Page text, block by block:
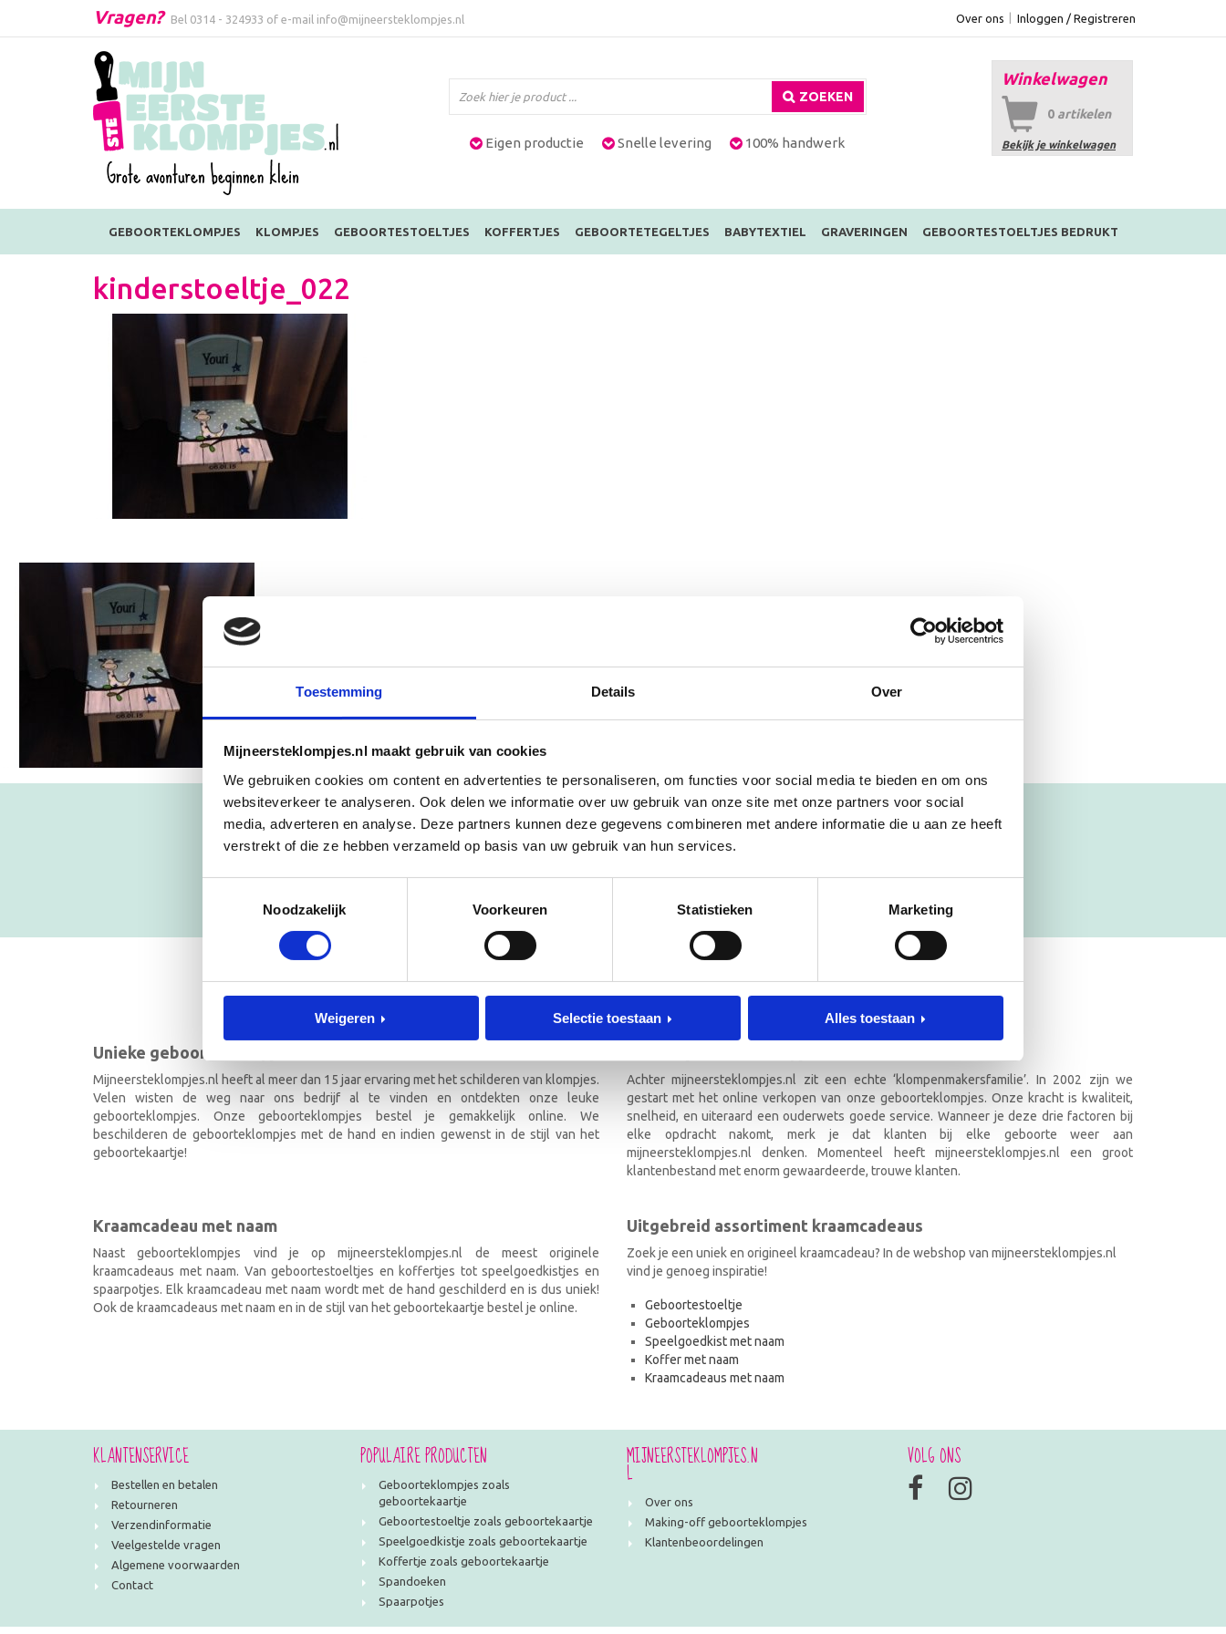
Toestemming Details Over
Mijneersteklompjes.nl maakt gebruik van cookies
We gebruiken cookies om content en advertenties te personaliseren, om functies voor social media te bieden en om ons
websiteverkeer te analyseren. Ook delen we informatie over uw gebruik van onze site met onze partners voor social
media, adverteren en analyse. Deze partners kunnen deze gegevens combineren met andere informatie die u aan ze heeft
verstrekt of die ze hebben verzameld op basis van uw gebruik van hun services.
Noodzakelijk
Voorkeuren Statistieken Marketing
Weigeren Selectie toestaan Alles toestaan
Vragen? Bel 0314 - 324933 of e-mail info@mijneersteklompjes.nl Over ons Inloggen / Registreren
Winkelwagen
0 artikelen
Bekijk je winkelwagen
ZOEKEN
Eigen productie Snelle levering 100% handwerk
GEBOORTEKLOMPJES KLOMPJES GEBOORTESTOELTJES KOFFERTJES GEBOORTETEGELTJES BABYTEXTIEL GRAVERINGEN GEBOORTESTOELTJES BEDRUKT
kinderstoeltje_022
Blijf op de hoogte!
NIEUWSBRIEF
[mc4wp_form id=”3182″]
GEBOORTEKLOMPJES EN KRAAMCADEAU MET NAAM
Unieke geboorteklompjes
Mijneersteklompjes.nl heeft al meer dan 15 jaar ervaring met het schilderen van klompjes.
Velen wisten de weg naar ons bedrijf al te vinden en ontdekten onze leuke
geboorteklompjes. Onze geboorteklompjes bestel je gemakkelijk online. We
beschilderen de geboorteklompjes met de hand en indien gewenst in de stijl van het
geboortekaartje!
Achter mijneersteklompjes.nl zit een echte ‘klompenmakersfamilie’. In 2002 zijn we
gestart met het online verkopen van onze geboorteklompjes. Onze kracht is kwaliteit,
snelheid, en uiteraard een ouderwets goede service. Wanneer je deze drie factoren bij
elke opdracht nakomt, merk je dat klanten bij elke geboorte weer aan
mijneersteklompjes.nl denken. Momenteel heeft mijneersteklompjes.nl een groot
klantenbestand met enorm gewaardeerde, trouwe klanten.
Kraamcadeau met naam
Naast geboorteklompjes vind je op mijneersteklompjes.nl de meest originele
kraamcadeaus met naam. Van geboortestoeltjes en koffertjes tot speelgoedkistjes en
spaarpotjes. Elk kraamcadeau met naam wordt met de hand geschilderd en is dus uniek!
Ook de kraamcadeaus met naam en in de stijl van het geboortekaartje bestel je online.
Uitgebreid assortiment kraamcadeaus
Zoek je een uniek en origineel kraamcadeau? In de webshop van mijneersteklompjes.nl
vind je genoeg inspiratie!
Geboortestoeltje
Geboorteklompjes
Speelgoedkist met naam
Koffer met naam
Kraamcadeaus met naam
KLANTENSERVICE
Bestellen en betalen
Retourneren
Verzendinformatie
Veelgestelde vragen
Algemene voorwaarden
Contact
POPULAIRE PRODUCTEN
Geboorteklompjes zoals
geboortekaartje
Geboortestoeltje zoals geboortekaartje
Speelgoedkistje zoals geboortekaartje
Koffertje zoals geboortekaartje
Spandoeken
Spaarpotjes
MIJNEERSTEKLOMPJES.N
L
Over ons
Making-off geboorteklompjes
Klantenbeoordelingen
VOLG ONS